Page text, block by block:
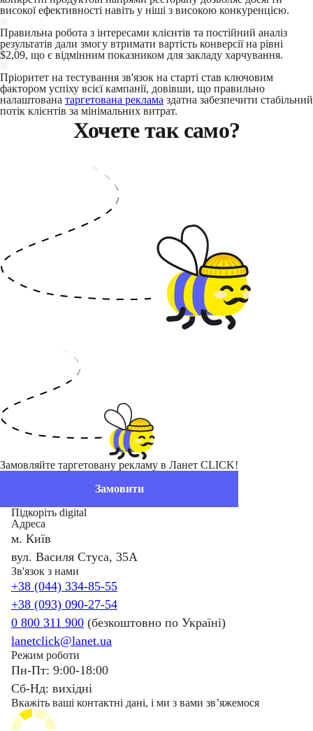
високої ефективності навіть у ніші з високою конкуренцією.
Правильна робота з інтересами клієнтів та постійний аналіз
результатів дали змогу втримати вартість конверсії на рівні
$2,09, що є відмінним показником для закладу харчування.
Пріоритет на тестування зв'язок на старті став ключовим
фактором успіху всієї кампанії, довівши, що правильно
налаштована таргетована реклама здатна забезпечити стабільний
потік клієнтів за мінімальних витрат.
Хочете так само?
Замовляйте таргетовану рекламу в Ланет CLICK!
Замовити
Підкоріть digital
Адреса
м. Київ
вул. Василя Стуса, 35А
Зв'язок з нами
+38 (044) 334-85-55
+38 (093) 090-27-54
0 800 311 900 (безкоштовно по Україні)
lanetclick@lanet.ua
Режим роботи
Пн-Пт: 9:00-18:00
Сб-Нд: вихідні
Вкажіть ваші контактні дані, і ми з вами звʼяжемося